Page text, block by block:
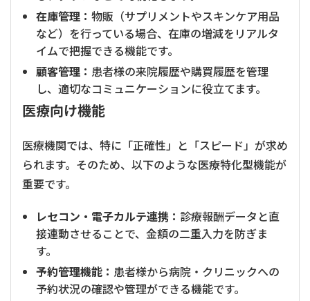
在庫管理： 物販（サプリメントやスキンケア用品
など）を行っている場合、在庫の増減をリアルタ
イムで把握できる機能です。
顧客管理： 患者様の来院履歴や購買履歴を管理
し、適切なコミュニケーションに役立てます。
医療向け機能
医療機関では、特に「正確性」と「スピード」が求め
られます。そのため、以下のような医療特化型機能が
重要です。
レセコン・電子カルテ連携： 診療報酬データと直
接連動させることで、金額の二重入力を防ぎま
す。
予約管理機能： 患者様から病院・クリニックへの
予約状況の確認や管理ができる機能です。